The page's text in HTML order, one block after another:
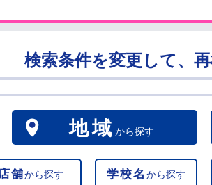
検索条件を変更して、
地域 から探す
舗から探す 学校名 から探す